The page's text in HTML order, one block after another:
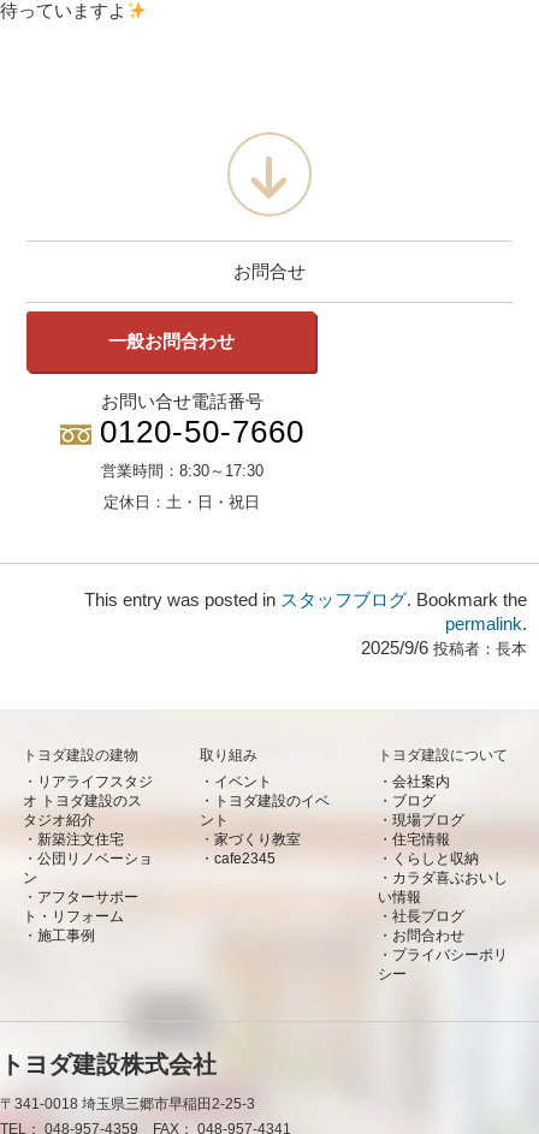
待っていますよ
お問合せ
一般お問合わせ
お問い合せ電話番号
0120-50-7660
営業時間： 8:30～17:30
定休日： 土・日・祝日
This entry was posted in スタッフブログ. Bookmark the
permalink.
2025/9/6 投稿者： 長本
トヨダ建設の建物
リアライフスタジ
オ トヨダ建設のス
タジオ紹介
新築注文住宅
公団リノベーショ
ン
アフターサポー
ト・リフォーム
施工事例
取り組み
イベント
トヨダ建設のイベ
ント
家づくり教室
cafe2345
トヨダ建設について
会社案内
ブログ
現場ブログ
住宅情報
くらしと収納
カラダ喜ぶおいし
い情報
社長ブログ
お問合わせ
プライバシーポリ
シー
トヨダ建設株式会社
〒341-0018 埼玉県三郷市早稲田2-25-3
TEL： 048-957-4359 FAX： 048-957-4341